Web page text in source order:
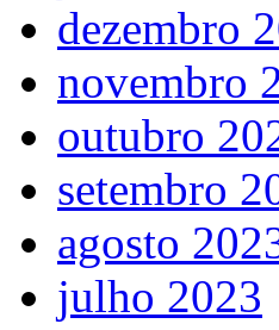
dezembro
novembro
outubro
setembro
agosto
julho 2023